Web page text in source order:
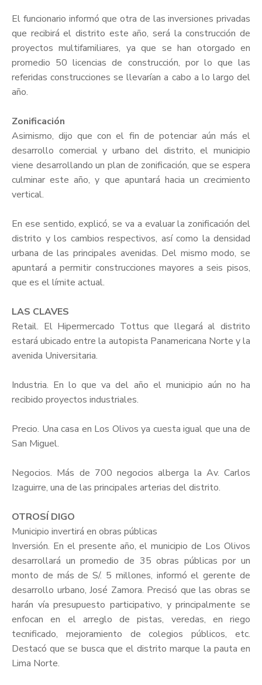
El funcionario informó que otra de las inversiones privadas
que recibirá el distrito este año, será la construcción de
proyectos multifamiliares, ya que se han otorgado en
promedio 50 licencias de construcción, por lo que las
referidas construcciones se llevarían a cabo a lo largo del
año.
Zonificación
Asimismo, dijo que con el fin de potenciar aún más el
desarrollo comercial y urbano del distrito, el municipio
viene desarrollando un plan de zonificación, que se espera
culminar este año, y que apuntará hacia un crecimiento
vertical.
En ese sentido, explicó, se va a evaluar la zonificación del
distrito y los cambios respectivos, así como la densidad
urbana de las principales avenidas. Del mismo modo, se
apuntará a permitir construcciones mayores a seis pisos,
que es el límite actual.
LAS CLAVES
Retail. El Hipermercado Tottus que llegará al distrito
estará ubicado entre la autopista Panamericana Norte y la
avenida Universitaria.
Industria. En lo que va del año el municipio aún no ha
recibido proyectos industriales.
Precio. Una casa en Los Olivos ya cuesta igual que una de
San Miguel.
Negocios. Más de 700 negocios alberga la Av. Carlos
Izaguirre, una de las principales arterias del distrito.
OTROSÍ DIGO
Municipio invertirá en obras públicas
Inversión. En el presente año, el municipio de Los Olivos
desarrollará un promedio de 35 obras públicas por un
monto de más de S/. 5 millones, informó el gerente de
desarrollo urbano, José Zamora. Precisó que las obras se
harán vía presupuesto participativo, y principalmente se
enfocan en el arreglo de pistas, veredas, en riego
tecnificado, mejoramiento de colegios públicos, etc.
Destacó que se busca que el distrito marque la pauta en
Lima Norte.